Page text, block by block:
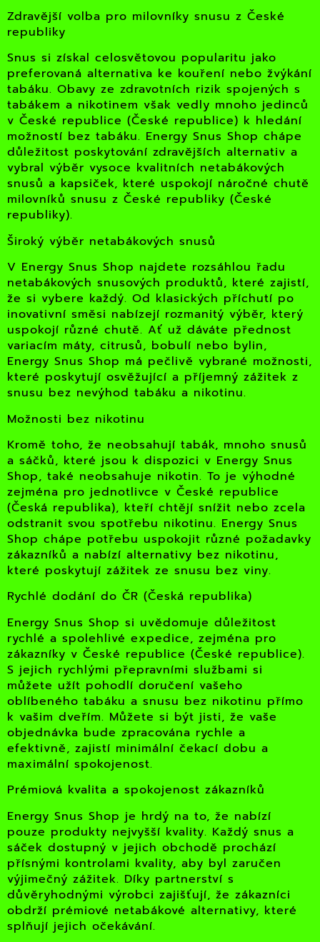
Zdravější volba pro milovníky snusu z České
republiky
Snus si získal celosvětovou popularitu jako
preferovaná alternativa ke kouření nebo žvýkání
tabáku. Obavy ze zdravotních rizik spojených s
tabákem a nikotinem však vedly mnoho jedinců
v České republice (České republice) k hledání
možností bez tabáku. Energy Snus Shop chápe
důležitost poskytování zdravějších alternativ a
vybral výběr vysoce kvalitních netabákových
snusů a kapsiček, které uspokojí náročné chutě
milovníků snusu z České republiky (České
republiky).
Široký výběr netabákových snusů
V Energy Snus Shop najdete rozsáhlou řadu
netabákových snusových produktů, které zajistí,
že si vybere každý. Od klasických příchutí po
inovativní směsi nabízejí rozmanitý výběr, který
uspokojí různé chutě. Ať už dáváte přednost
variacím máty, citrusů, bobulí nebo bylin,
Energy Snus Shop má pečlivě vybrané možnosti,
které poskytují osvěžující a příjemný zážitek z
snusu bez nevýhod tabáku a nikotinu.
Možnosti bez nikotinu
Kromě toho, že neobsahují tabák, mnoho snusů
a sáčků, které jsou k dispozici v Energy Snus
Shop, také neobsahuje nikotin. To je výhodné
zejména pro jednotlivce v České republice
(Česká republika), kteří chtějí snížit nebo zcela
odstranit svou spotřebu nikotinu. Energy Snus
Shop chápe potřebu uspokojit různé požadavky
zákazníků a nabízí alternativy bez nikotinu,
které poskytují zážitek ze snusu bez viny.
Rychlé dodání do ČR (Česká republika)
Energy Snus Shop si uvědomuje důležitost
rychlé a spolehlivé expedice, zejména pro
zákazníky v České republice (České republice).
S jejich rychlými přepravními službami si
můžete užít pohodlí doručení vašeho
oblíbeného tabáku a snusu bez nikotinu přímo
k vašim dveřím. Můžete si být jisti, že vaše
objednávka bude zpracována rychle a
efektivně, zajistí minimální čekací dobu a
maximální spokojenost.
Prémiová kvalita a spokojenost zákazníků
Energy Snus Shop je hrdý na to, že nabízí
pouze produkty nejvyšší kvality. Každý snus a
sáček dostupný v jejich obchodě prochází
přísnými kontrolami kvality, aby byl zaručen
výjimečný zážitek. Díky partnerství s
důvěryhodnými výrobci zajišťují, že zákazníci
obdrží prémiové netabákové alternativy, které
splňují jejich očekávání.